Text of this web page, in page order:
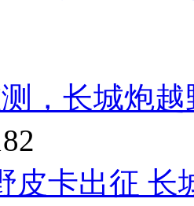
，长城炮越
皮卡出征 长